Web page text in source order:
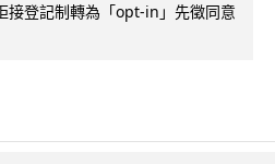
登記制轉為「opt-in」先徵同意